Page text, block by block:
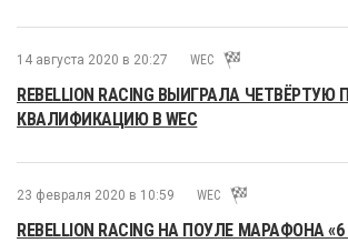
14 августа 2020 в 20:27 WEC
REBELLION RACING ВЫИГРАЛА
КВАЛИФИКАЦИЮ В WEC
23 февраля 2020 в 10:59 WEC
REBELLION RACING НА ПОУЛЕ МАРАФОНА